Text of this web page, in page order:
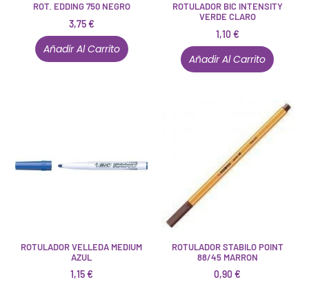
ROT. EDDING 750 NEGRO
3,75€
Añadir Al Carrito
ROTULADOR BIC INTENSITY
VERDE CLARO
1,10€
Añadir Al Carrito
ROTULADOR VELLEDA MEDIUM
AZUL
1,15€
ROTULADOR STABILO POINT
88/45 MARRON
0,90€